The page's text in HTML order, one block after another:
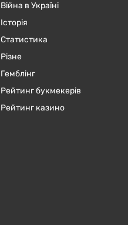
Війна в Україні
Історія
Статистика
Різне
Гемблінг
Рейтинг букмекерів
Рейтинг казино